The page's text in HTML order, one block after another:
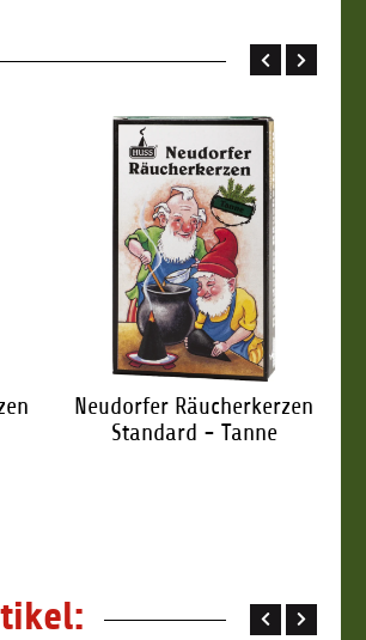
Neudorfer Räucherkerzen
Standard - Tanne